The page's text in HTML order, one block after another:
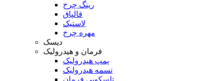
رینگ چرخ
قالپاق
لاستیک
مهره چرخ
دیسک
فرمان و هیدرولیک
پمپ هیدرولیک
تسمه هیدرولیک
تلسکوپی فرمان